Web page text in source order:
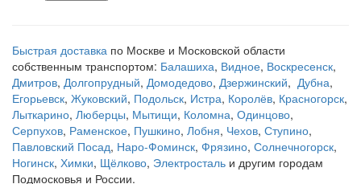
Быстрая доставка по Москве и Московской области
собственным транспортом: Балашиха, Видное, Воскресенск,
Дмитров, Долгопрудный, Домодедово, Дзержинский, Дубна,
Егорьевск, Жуковский, Подольск, Истра, Королёв, Красногорск,
Лыткарино, Люберцы, Мытищи, Коломна, Одинцово,
Серпухов, Раменское, Пушкино, Лобня, Чехов, Ступино,
Павловский Посад, Наро-Фоминск, Фрязино, Солнечногорск,
Ногинск, Химки, Щёлково, Электросталь и другим городам
Подмосковья и России.